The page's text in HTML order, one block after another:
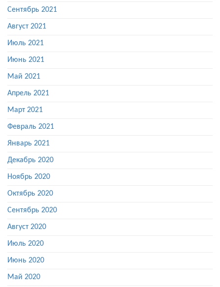
Сентябрь 2021
Август 2021
Июль 2021
Июнь 2021
Май 2021
Апрель 2021
Март 2021
Февраль 2021
Январь 2021
Декабрь 2020
Ноябрь 2020
Октябрь 2020
Сентябрь 2020
Август 2020
Июль 2020
Июнь 2020
Май 2020